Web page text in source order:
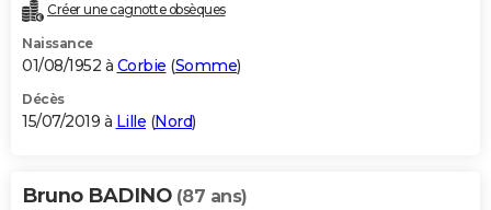
Créer une cagnotte obsèques
Naissance
01/08/1952 à Corbie (Somme)
Décès
15/07/2019 à Lille (Nord)
Bruno BADINO (87 ans)